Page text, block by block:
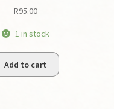
R95.00
1 in stock
Add to cart